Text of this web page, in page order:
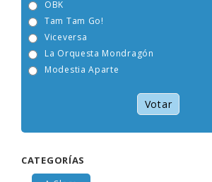
La Orquesta Mondragón
Modestia Aparte
Votar